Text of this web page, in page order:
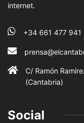
internet.
+34 661 477 941
C/ Ramón
(Cantabria)
Social